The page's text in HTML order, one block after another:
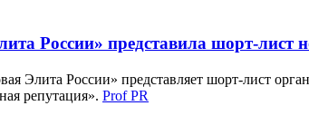
России» представила шорт-лист
Элита России» представляет шорт-лист
репутация». Prof PR